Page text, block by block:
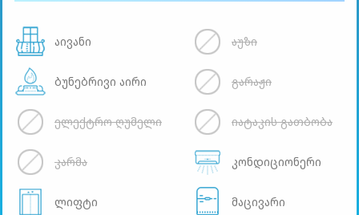
აივანი აუზი
ბუნებრივი აირი გარაჟი
ელექტრო ღუმელი იატაკის გათბობა
კარმა კონდიციონერი
ლიფტი მაცივარი